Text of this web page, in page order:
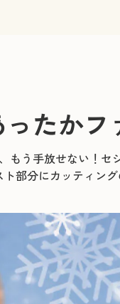
たか
もう手放せない！セ
ト部分にカッティン